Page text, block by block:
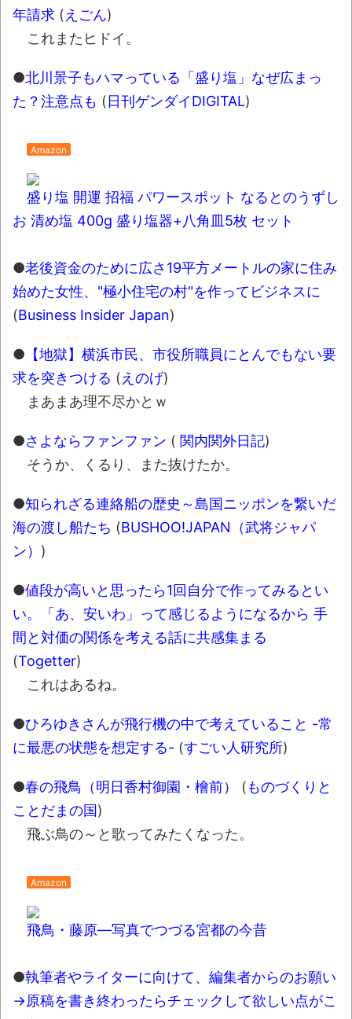
果速報（仮）
体験談：仕事で同じビルの中に入っている
葉月つばさちゃん、昔から見てるんだけど
かなりお姉さんになったね
Backupper Standard 8.3.0 などバージョンア
ップ
件の一部始終と衝撃の結末
【呆然】北海道旅行ワイ「ウニイクラ丼特
盛で食うぞ！！！うおおおおおおお
お！！！！！」→結
果･････････････････････････････
【動画】カニ、ちょっかい出してきた陰に
ブチギレ
ｗ
新装版「ご冗談でしょう、ファインマンさ
ん（上）（下）」発売
【画像】整形で2400万円超えの美女、水着
グラビアに挑戦
進撃の巨人シーズン7 ファイナルシーズンの
感想
TBS「マツコの知らない世界」スタグル特
集でほとんど紹介されなかったJリーグ…なら
ば自分たちで紹介だ！
時代の流れ
されてきた可能性・・・・・・・・・
オーストラリアの男性飛行家 太平洋横断
飛行
【中国】パトカーの前で好演技www当たり
屋やお煽り運転など盛りだくさん
「ム、ムリです・・・」メガネ美人ナース
「ム、ムリです・・・」メガネ美人ナース
に入院中のオレのオナサポ懇願したら・・・
年請求 (えごん)
これまたヒドイ。
●北川景子もハマっている「盛り塩」なぜ広まっ
た？注意点も (日刊ゲンダイDIGITAL)
Amazon
盛り塩 開運 招福 パワースポット なるとのうずし
お 清め塩 400g 盛り塩器+八角皿5枚 セット
●老後資金のために広さ19平方メートルの家に住み
始めた女性、"極小住宅の村"を作ってビジネスに
(Business Insider Japan)
● 【地獄】横浜市民、市役所職員にとんでもない要
求を突きつける (えのげ)
まあまあ理不尽かとｗ
●さよならファンファン ( 関内関外日記)
そうか、くるり、また抜けたか。
●知られざる連絡船の歴史～島国ニッポンを繋いだ
海の渡し船たち (BUSHOO!JAPAN（武将ジャパ
ン） )
●値段が高いと思ったら1回自分で作ってみるとい
い。「あ、安いわ」って感じるようになるから 手
間と対価の関係を考える話に共感集まる
(Togetter)
これはあるね。
●ひろゆきさんが飛行機の中で考えていること -常
に最悪の状態を想定する- (すごい人研究所)
●春の飛鳥（明日香村御園・檜前） (ものづくりと
ことだまの国)
飛ぶ鳥の～と歌ってみたくなった。
Amazon
飛鳥・藤原―写真でつづる宮都の今昔
●執筆者やライターに向けて、編集者からのお願い
→原稿を書き終わったらチェックして欲しい点がこ